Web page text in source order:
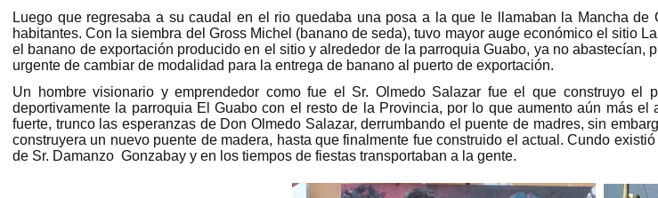
Luego que regresaba a su caudal en el rio quedaba una posa a la que le llamaban la Mancha
habitantes. Con la siembra del Gross Michel (banano de seda), tuvo mayor auge económico el sitio
el banano de exportación producido en el sitio y alrededor de la parroquia Guabo, ya no
urgente de cambiar de modalidad para la entrega de banano al puerto de exportación.
Un hombre visionario y emprendedor como fue el Sr. Olmedo Salazar fue el que construyo el
deportivamente la parroquia El Guabo con el resto de la Provincia, por lo que aumento aún más
fuerte, trunco las esperanzas de Don Olmedo Salazar, derrumbando el puente de madres, sin
construyera un nuevo puente de madera, hasta que finalmente fue construido el actual. Cundo
de Sr. Damanzo Gonzabay y en los tiempos de fiestas transportaban a la gente.